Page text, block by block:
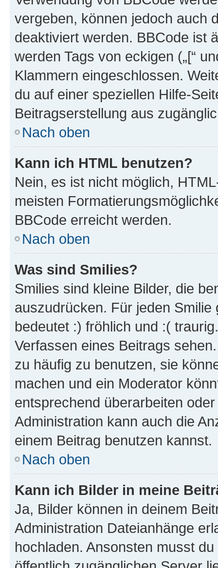
vergeben, können jedoch auch
deaktiviert werden. BBCode ist
werden Tags von eckigen („[“
Klammern eingeschlossen.
du auf einer speziellen Hilfe-
Beitragserstellung aus
Nach oben
Kann ich HTML benutzen?
Nein, es ist nicht möglich,
meisten
BBCode erreicht werden.
Nach oben
Was sind Smilies?
Smilies sind kleine Bilder, die
auszudrücken. Für jeden
bedeutet :) fröhlich und :(
Verfassen eines Beitrags
zu häufig zu benutzen, sie
machen und ein Moderator
entsprechend überarbeiten
Administration kann auch die
einem Beitrag benutzen kannst.
Nach oben
Kann ich Bilder in meine
Ja, Bilder können in deinem
Administration Dateianhänge
hochladen. Ansonsten musst